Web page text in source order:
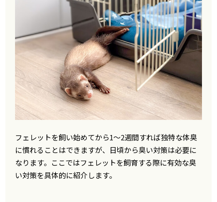
フェレットを飼い始めてから1〜2週間すれば独特な体臭
に慣れることはできますが、日頃から臭い対策は必要に
なります。ここではフェレットを飼育する際に有効な臭
い対策を具体的に紹介します。